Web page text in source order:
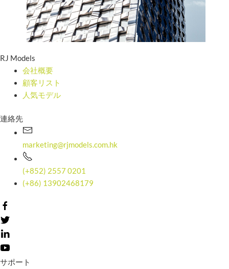
RJ Models
会社概要
顧客リスト
人気モデル
連絡先
marketing@rjmodels.com.hk
(+852) 2557 0201
(+86) 13902468179
サポート